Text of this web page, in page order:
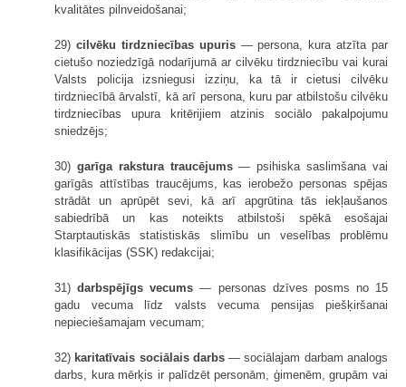
kvalitātes pilnveidošanai;
29) cilvēku tirdzniecības upuris— persona, kura atzīta par
cietušo noziedzīgā nodarījumā ar cilvēku tirdzniecību vai kurai
Valsts policija izsniegusi izziņu, ka tā ir cietusi cilvēku
tirdzniecībā ārvalstī, kā arī persona, kuru par atbilstošu cilvēku
tirdzniecības upura kritērijiem atzinis sociālo pakalpojumu
sniedzējs;
30) garīga rakstura traucējums— psihiska saslimšana vai
garīgās attīstības traucējums, kas ierobežo personas spējas
strādāt un aprūpēt sevi, kā arī apgrūtina tās iekļaušanos
sabiedrībā un kas noteikts atbilstoši spēkā esošajai
Starptautiskās statistiskās slimību un veselības problēmu
klasifikācijas (SSK) redakcijai;
31)darbspējīgs vecums — personas dzīves posms no 15
gadu vecuma līdz valsts vecuma pensijas piešķiršanai
nepieciešamajam vecumam;
32) karitatīvais sociālais darbs— sociālajam darbam analogs
darbs, kura mērķis ir palīdzēt personām, ģimenēm, grupām vai